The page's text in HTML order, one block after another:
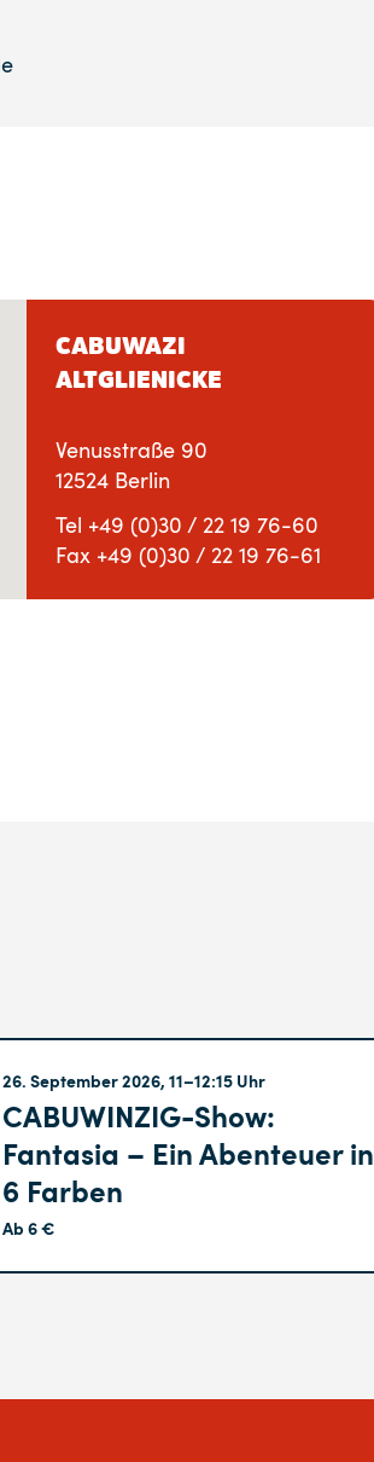
CABUWAZI
ALTGLIENICKE
Venusstraße 90
12524 Berlin
Tel +49 (0)30 / 22 19 76-60
Fax +49 (0)30 / 22 19 76-61
26. September 2026, 11–12:15 Uhr
CABUWINZIG-Show:
Fantasia – Ein Abenteuer in
6 Farben
Ab 6 €